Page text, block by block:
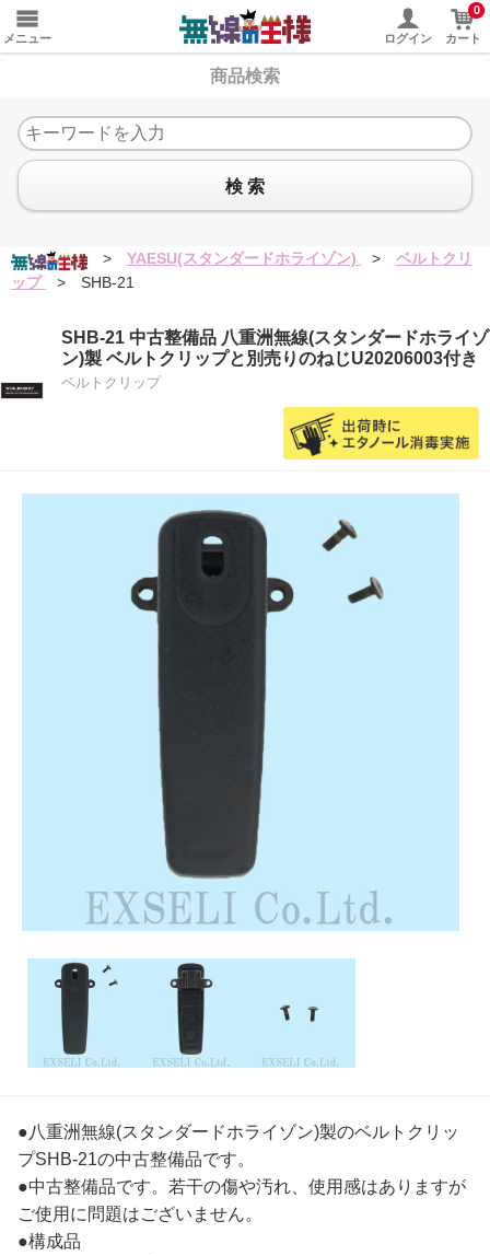
メニュー ログイン
0
カート
商品検索
検 索
> YAESU(スタンダードホライゾン) >
ベルトクリ
ップ
> SHB-21
SHB-21 中古整備品 八重洲無線(スタンダードホライゾ
ン)製 ベルトクリップと別売りのねじU20206003付き
ベルトクリップ
●八重洲無線(スタンダードホライゾン)製のベルトクリッ
プSHB-21の中古整備品です。
●中古整備品です。若干の傷や汚れ、使用感はありますが
ご使用に問題はございません。
●構成品